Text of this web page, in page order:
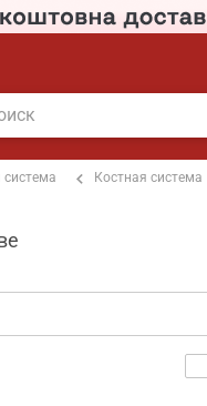
Костная система